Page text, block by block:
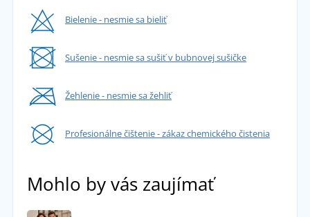
Bielenie - nesmie sa bieliť
Sušenie - nesmie sa sušiť v bubnovej sušičke
Žehlenie - nesmie sa žehliť
Profesionálne čištenie - zákaz chemického čistenia
Mohlo by vás zaujímať